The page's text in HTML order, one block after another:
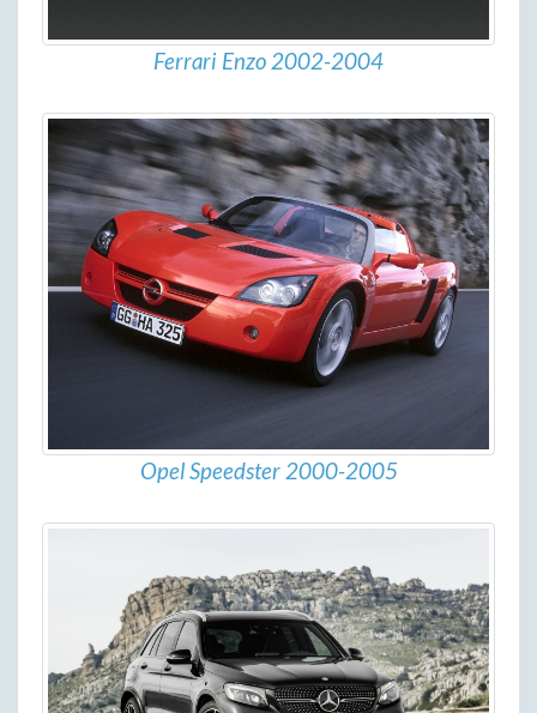
Ferrari Enzo 2002-2004
Opel Speedster 2000-2005